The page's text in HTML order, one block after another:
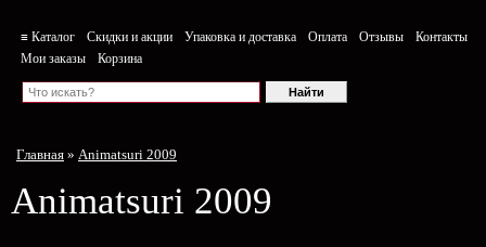
≡ Каталог Скидки и акции Упаковка и доставка Оплата Отзывы
Контакты
Мои заказы
Корзина
Главная » Animatsuri 2009
Animatsuri 2009